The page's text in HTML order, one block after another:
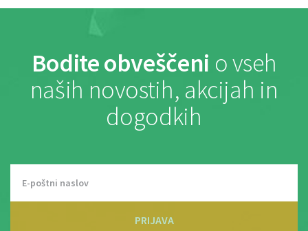
Bodite obveščeni o vseh
naših novostih, akcijah in
dogodkih
PRIJAVA